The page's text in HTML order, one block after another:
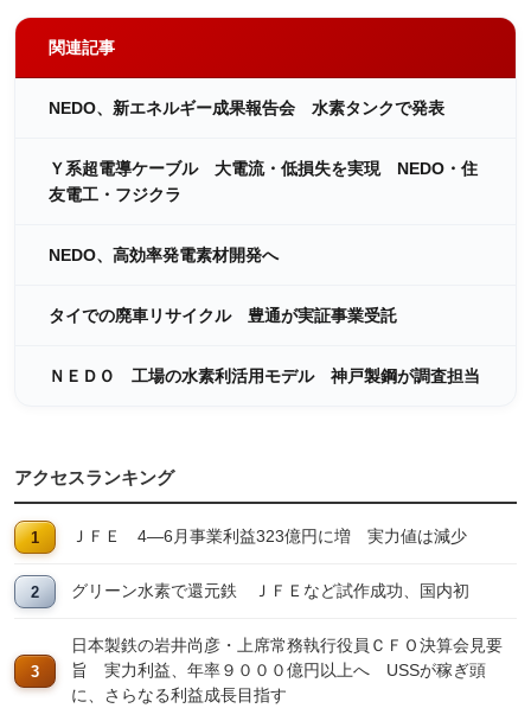
関連記事
NEDO、新エネルギー成果報告会 水素タンクで発表
Ｙ系超電導ケーブル 大電流・低損失を実現 NEDO・住
友電工・フジクラ
NEDO、高効率発電素材開発へ
タイでの廃車リサイクル 豊通が実証事業受託
ＮＥＤＯ 工場の水素利活用モデル 神戸製鋼が調査担当
アクセスランキング
ＪＦＥ 4―6月事業利益323億円に増 実力値は減少
グリーン水素で還元鉄 ＪＦＥなど試作成功、国内初
日本製鉄の岩井尚彦・上席常務執行役員ＣＦＯ決算会見要
旨 実力利益、年率９０００億円以上へ USSが稼ぎ頭
に、さらなる利益成長目指す